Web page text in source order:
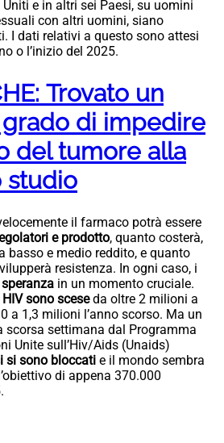
e in altri sei Paesi, su uomini
con altri uomini, siano
I dati relativi a questo sono attesi
o l’inizio del 2025.
Trovato un
di impedire
del tumore alla
studio
il farmaco potrà essere
e prodotto, quanto costerà,
basso e medio reddito, e quanto
resistenza. In ogni caso, i
speranza in un momento cruciale.
sono sceseda oltre 2 milioni a
a 1,3 milioni l’anno scorso. Ma un
scorsa settimana dal Programma
Unite sull’Hiv/Aids (Unaids)
si sono bloccati e il mondo sembra
di appena 370.000